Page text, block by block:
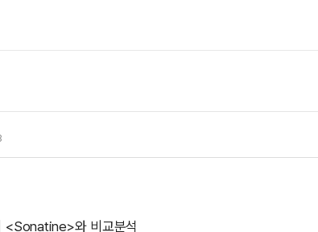
<Sonatine>와 비교분석